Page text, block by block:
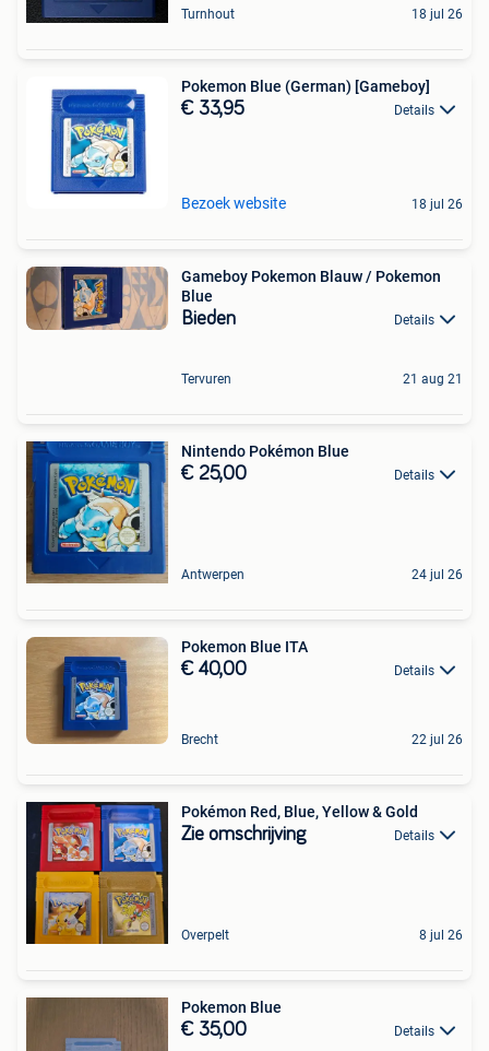
Turnhout 18 jul 26
Pokemon Blue (German) [Gameboy]
€ 33,95 Details
Bezoek website 18 jul 26
Gameboy Pokemon Blauw / Pokemon
Blue
Bieden Details
Tervuren 21 aug 21
Nintendo Pokémon Blue
€ 25,00 Details
Antwerpen 24 jul 26
Pokemon Blue ITA
€ 40,00 Details
Brecht 22 jul 26
Pokémon Red, Blue, Yellow & Gold
Zie omschrijving Details
Overpelt 8 jul 26
Pokemon Blue
€ 35,00 Details